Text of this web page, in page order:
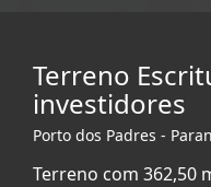
Terreno
investidores
Porto dos Padres -
Terreno com 362,50